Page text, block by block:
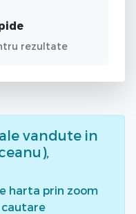
rezultate
vandute in
harta prin zoom